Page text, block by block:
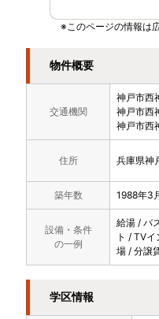
※このページの情報は
物件概要
交通機関
神戸市西
神戸市
神戸市
住所 兵庫県神
築年数 1988年3
設備・条件
の一例
給湯 / バ
ト / TV
場 / 分譲
学区情報